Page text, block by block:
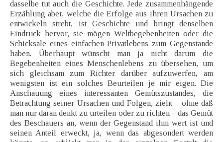
dasselbe tut auch die Geschichte. Jede zusammenhängende
Erzählung aber, welche die Erfolge aus ihren Ursachen zu
entwickeln strebt, ist Geschichte und bringt denselben
Eindruck hervor, sie mögen Weltbegebenheiten oder die
Schicksale eines einfachen Privatlebens zum Gegenstande
haben. Überhaupt wünscht man ja nicht darum die
Begebenheiten eines Menschenlebens zu übersehen, um
sich gleichsam zum Richter darüber aufzuwerfen, am
wenigsten ist ein solches Beurteilen je mir eigen. Die
Anschauung eines interessanten Gemütszustandes, die
Betrachtung seiner Ursachen und Folgen, zieht – ohne daß
man nur daran denkt zu urteilen oder zu richten – das Gemüt
des Beschauers an, wenn der Gegenstand ihm wert ist und
seinen Anteil erweckt, ja, wenn das abgesondert werden